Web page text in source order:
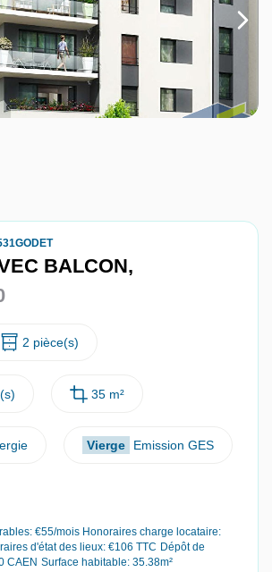
BALCON,
2 pièce(s)
35 m²
Vierge Emission GES
€55/mois Honoraires charge locataire:
d'état des lieux: €106 TTC Dépôt de
CAEN Surface habitable: 35.38m²